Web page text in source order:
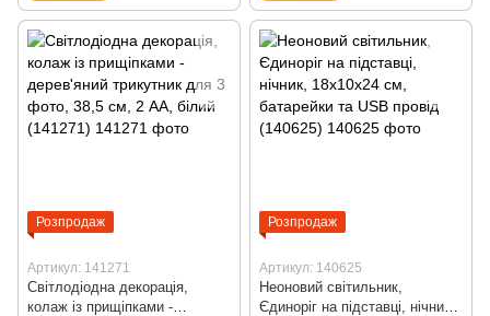
Розпродаж
Артикул: 141271
Світлодіодна декорація,
колаж із прищіпками -
Розпродаж
Артикул: 140625
Неоновий світильник,
Єдиноріг на підставці, нічник,